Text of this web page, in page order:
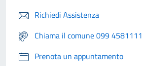
Richiedi Assistenza
Chiama il comune 099 4581111
Prenota un appuntamento